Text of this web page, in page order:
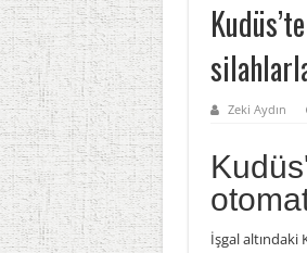
Zeki Aydın
İşgal altındaki